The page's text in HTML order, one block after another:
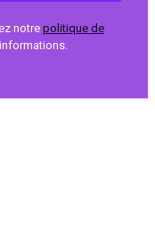
notrepolitique de